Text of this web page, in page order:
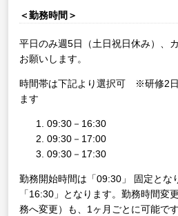
＜勤務時間＞
平日のみ週5日（土日祝日休み）、
お願いします。
時間帯は下記より選択可 ※研修2
ます
09:30－16:30
09:30－17:00
09:30－17:30
勤務開始時間は「09:30」 固定とな
「16:30」となります。勤務時間
務へ変更）も、1ヶ月ごとに可能で